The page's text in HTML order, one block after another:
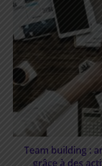
Team building :
grâce à des